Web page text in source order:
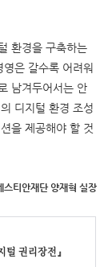
환경을 구축하는
은 갈수록 어려워
남겨두어서는 안
디지털 환경 조성
을 제공해야 할 것
스티안재단 양재혁 실장
털 권리장전 』